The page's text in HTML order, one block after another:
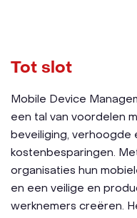
Tot slot
Mobile Device
een tal van voordelen
beveiliging, verhoogde
kostenbesparingen.
organisaties hun
en een veilige en
werknemers creëren.